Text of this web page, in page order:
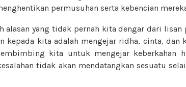
permusuhan serta kebencian
alasan yang tidak pernah kita dengar dari lisan
kepada kita adalah mengejar ridha, cinta, dan
kita untuk mengejar keberkahan
tidak akan mendatangkan sesuatu